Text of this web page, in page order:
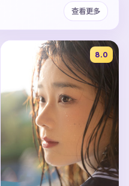
查看更多
8.0